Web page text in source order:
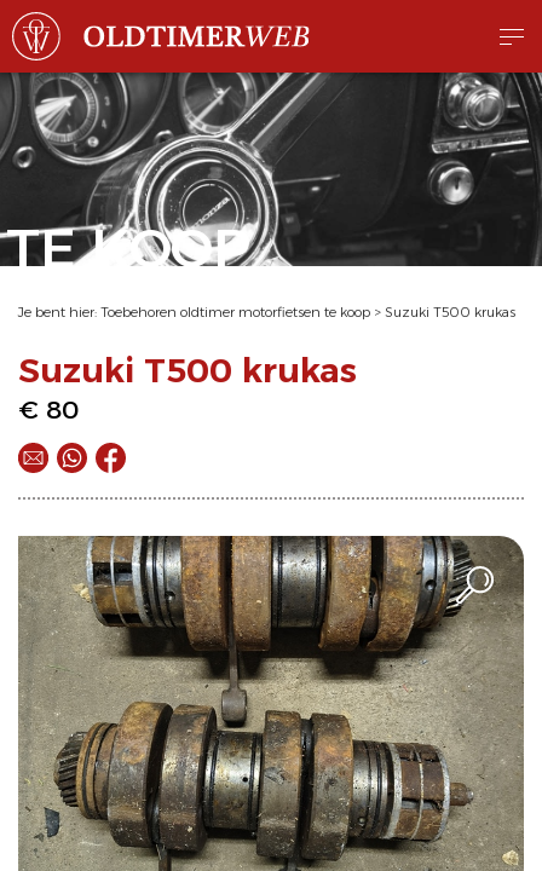
TE KOOP
Je bent hier: Toebehoren oldtimer motorfietsen te koop > Suzuki T500 krukas
Suzuki T500 krukas
€ 80